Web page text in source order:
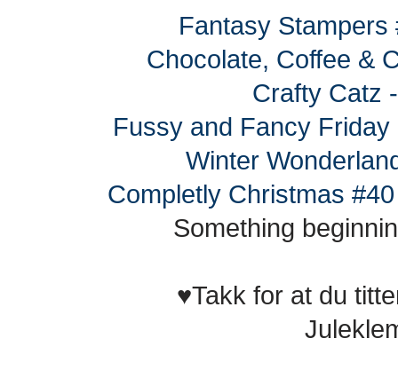
Fantasy
Chocolate, Coffee &
Crafty Catz
Fussy and Fancy
Winter
Completly Christmas
Something
♥Takk for at du